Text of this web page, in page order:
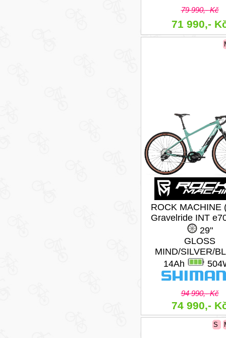
79 990,- Kč
71 990,-
ROCK MACHINE
Gravelride INT
29"
GLOSS
MIND/SILVER/
14Ah
94 990,- Kč
74 990,-
S